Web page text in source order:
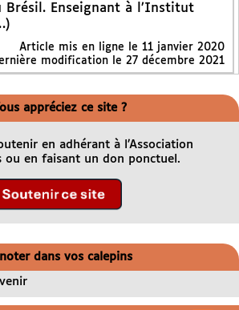
Brésil. Enseignant à l’Institut
Article mis en ligne le 11 janvier 2020
modification le 27 décembre 2021
appréciez ce site ?
en adhérant à l’Association
ou en faisant un don ponctuel.
dans vos calepins